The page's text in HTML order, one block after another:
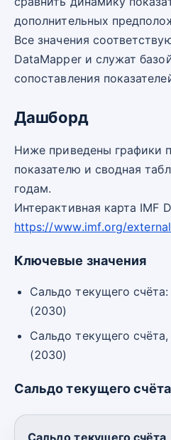
дополнительных
Все значения
DataMapper и служат
сопоставления
Дашборд
Ниже приведены графики
показателю и сводная
годам.
Интерактивная карта IMF
https://www.imf.org/
Ключевые значения
Сальдо текущего
(2030)
Сальдо текущего
(2030)
Сальдо текущего счёта
Сальдо текущего счёта